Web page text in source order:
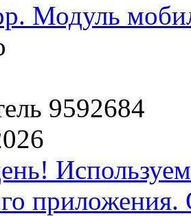
Модуль
9592684
приложения.